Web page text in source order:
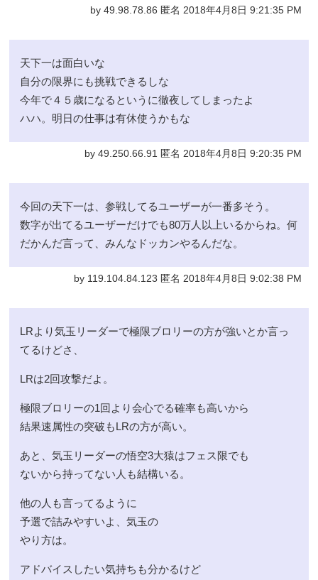
by 49.98.78.86 匿名 2018年4月8日 9:21:35 PM
天下一は面白いな
自分の限界にも挑戦できるしな
今年で４５歳になるというに徹夜してしまったよ
ハハ。明日の仕事は有休使うかもな
by 49.250.66.91 匿名 2018年4月8日 9:20:35 PM
今回の天下一は、参戦してるユーザーが一番多そう。
数字が出てるユーザーだけでも80万人以上いるからね。何
だかんだ言って、みんなドッカンやるんだな。
by 119.104.84.123 匿名 2018年4月8日 9:02:38 PM
LRより気玉リーダーで極限ブロリーの方が強いとか言っ
てるけどさ、
LRは2回攻撃だよ。
極限ブロリーの1回より会心でる確率も高いから
結果速属性の突破もLRの方が高い。
あと、気玉リーダーの悟空3大猿はフェス限でも
ないから持ってない人も結構いる。
他の人も言ってるように
予選で詰みやすいよ、気玉の
やり方は。
アドバイスしたい気持ちも分かるけど